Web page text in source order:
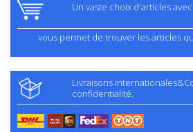
Un vaste choix d'articles
vous permet de trouver les articles
Livraisons
confidentialité.